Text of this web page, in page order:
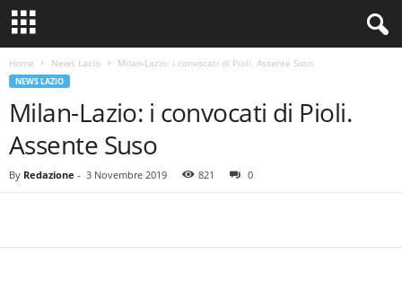
Home News Lazio Milan-Lazio: i convocati di Pioli. Assente Suso
NEWS LAZIO
Milan-Lazio: i convocati di Pioli.
Assente Suso
By Redazione - 3 Novembre 2019 821 0